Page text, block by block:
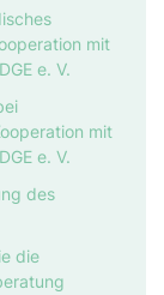
mit
e. V.
mit
e. V.
des
die